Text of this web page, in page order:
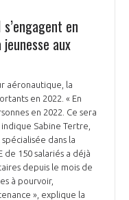
en
aux
aéronautique, la
en 2022. « En
en 2022. Ce sera
Sabine Tertre,
dans la
de 150 salariés a déjà
depuis le mois de
à pourvoir,
», explique la